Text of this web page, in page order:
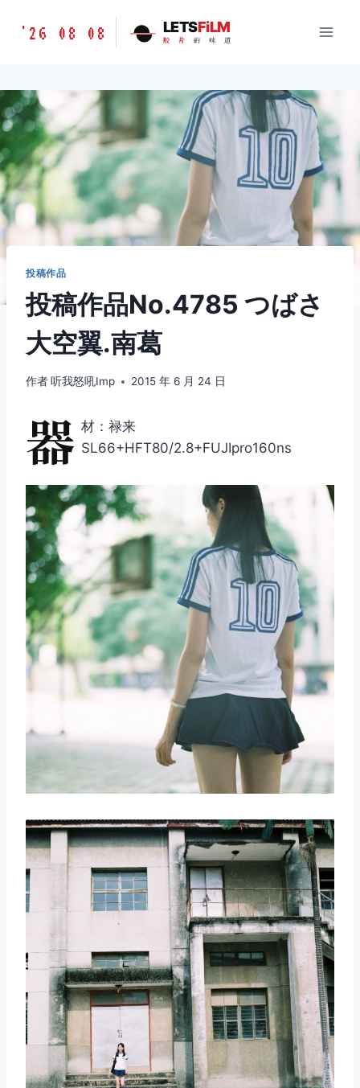
胶
味
道
LETSFILM
'26 08 08 LETSFiLM
胶 片 的 味 道
投稿作品
投稿作品No.4785 つばさ
大空翼.南葛
作者听我怒吼Imp 2015 年 6 月 24 日
器 材：禄来
SL66+HFT80/2.8+FUJIpro160ns